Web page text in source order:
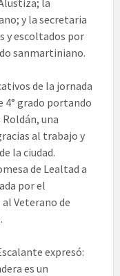
y la secretaria
y escoltados por
sanmartiniano.
de la jornada
4° grado portando
una
al trabajo y
la ciudad.
de Lealtad a
por el
Veterano de
expresó:
es un